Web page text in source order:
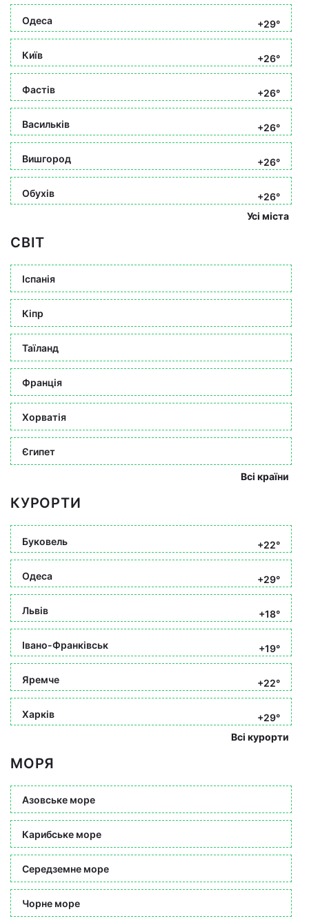
Одеса +29°
Київ +26°
Фастів +26°
Васильків +26°
Вишгород +26°
Обухів
+26°
Усі міста
СВІТ
Іспанія
Кіпр
Таїланд
Франція
Хорватія
Єгипет
Всі країни
КУРОРТИ
Буковель +22°
Одеса +29°
Львів +18°
Івано-Франківськ +19°
Яремче +22°
Харків
+29°
Всі курорти
МОРЯ
Азовське море
Карибське море
Середземне море
Чорне море